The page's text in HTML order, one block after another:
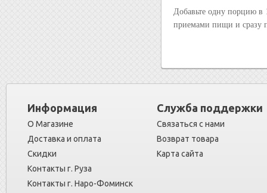
Добавьте одну порцию
приемами пищи и сразу
Информация
О Магазине
Доставка и оплата
Скидки
Контакты г. Руза
Контакты г. Наро-Фоминск
Служба поддержки
Связаться с нами
Возврат товара
Карта сайта